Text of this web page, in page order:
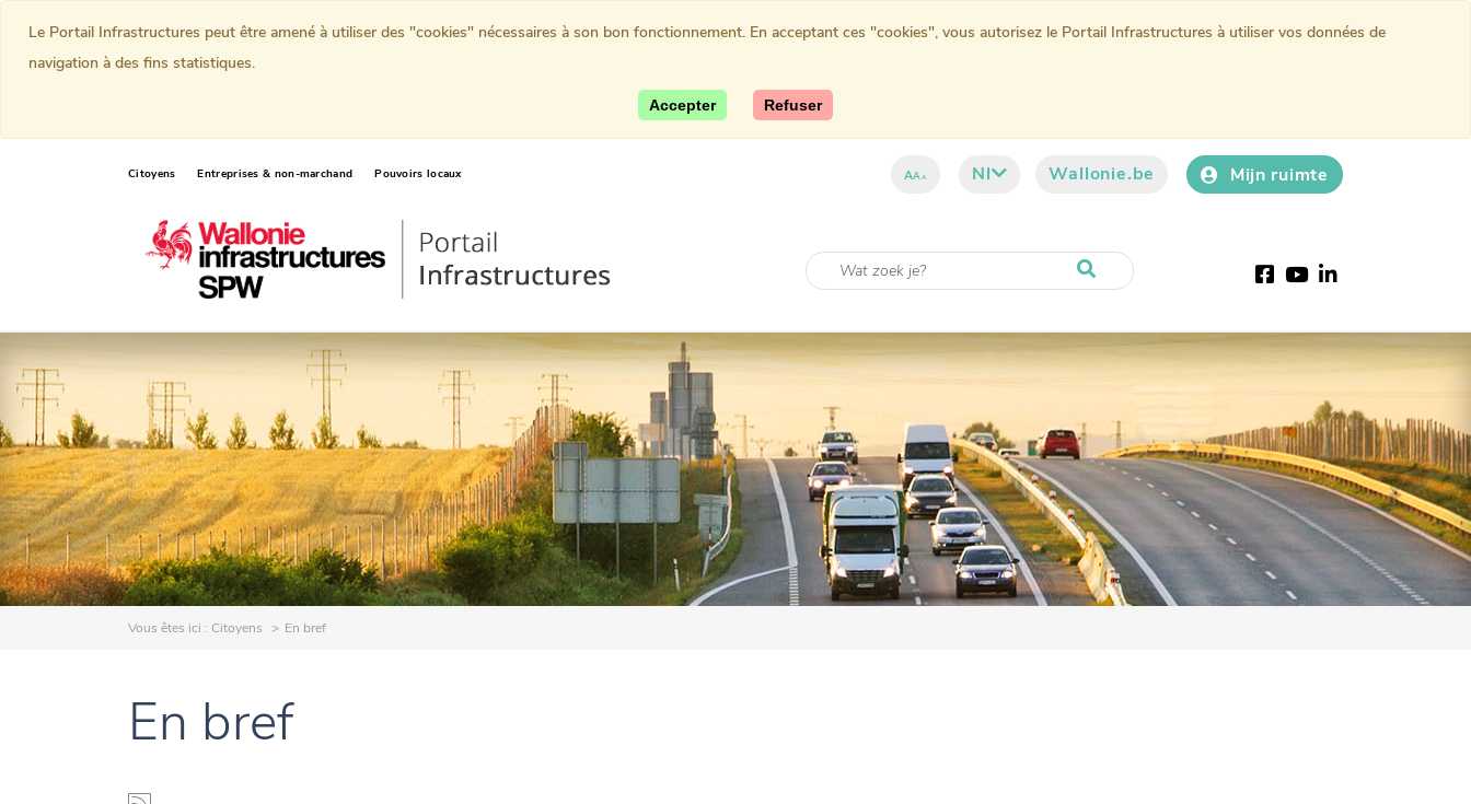
Citoyens Entreprises & non-marchand Pouvoirs locaux AAA Nl Wallonie.be Mijn ruimte
Facebook
YouTube
LinkedIn
Vous êtes ici : Citoyens En bref
En bref
Le Portail Infrastructures peut être amené à utiliser des "cookies" nécessaires à son bon fonctionnement. En acceptant ces "cookies", vous autorisez le Portail Infrastructures à utiliser vos données de
navigation à des fins statistiques.
Accepter Refuser